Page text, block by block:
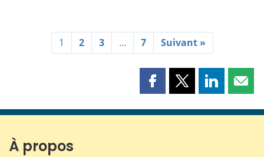
1 2 3 … 7 Suivant »
Partager
page
Partager
page
Partager
page page
À propos